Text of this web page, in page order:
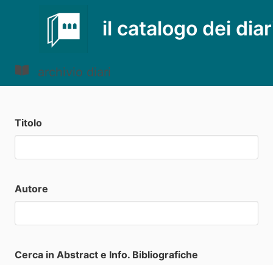
il catalogo dei
archivio diari
Titolo
Autore
Cerca in Abstract e Info. Bibliografiche